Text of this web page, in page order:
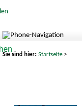
Sie sind hier: Startseite>